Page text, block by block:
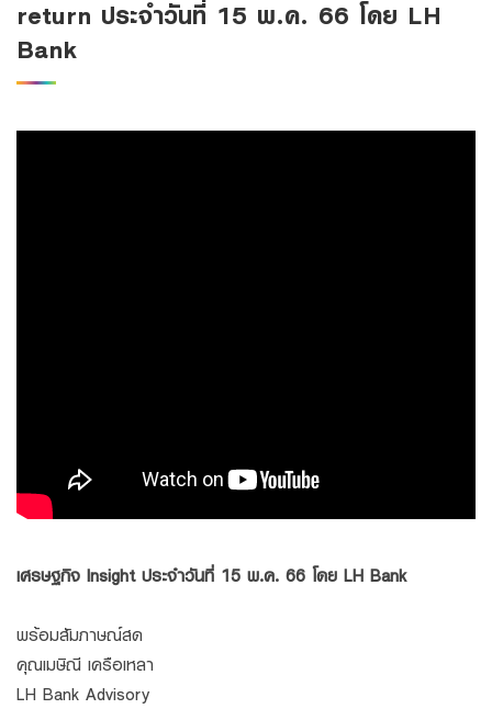
Land and Houses Financial Business Group
Investments
Digital Banking
return ประจำวันที่ 15 พ.ค. 66 โดย LH
Bank
เศรษฐกิจ Insight ประจำวันที่ 15 พ.ค. 66 โดย LH Bank
พร้อมสัมภาษณ์สด
คุณเมษิณี เครือเหลา
LH Bank Advisory